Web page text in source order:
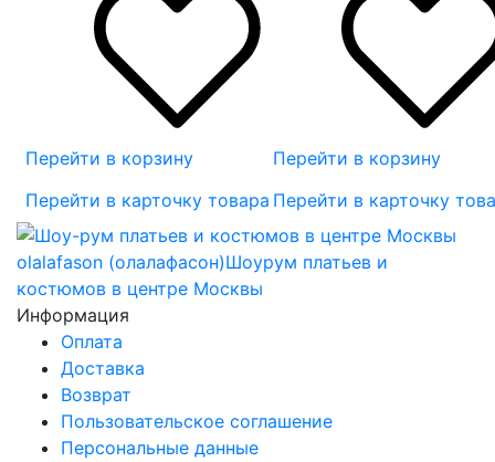
Перейти в корзину
Перейти в карточку товара
Перейти в корзину
Перейти в карточку
olalafason (олалафасон)Шоурум платьев и
костюмов в центре Москвы
Информация
Оплата
Доставка
Возврат
Пользовательское соглашение
Персональные данные